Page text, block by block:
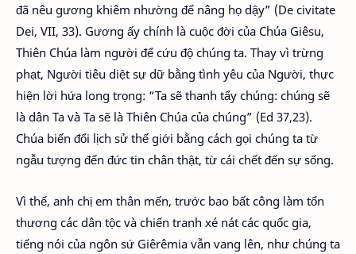
đã nêu gương khiêm nhường để nâng họ dậy” (De civitate
Dei, VII, 33). Gương ấy chính là cuộc đời của Chúa Giêsu,
Thiên Chúa làm người để cứu độ chúng ta. Thay vì trừng
phạt, Người tiêu diệt sự dữ bằng tình yêu của Người, thực
hiện lời hứa long trọng: “Ta sẽ thanh tẩy chúng: chúng sẽ
là dân Ta và Ta sẽ là Thiên Chúa của chúng” (Ed 37,23).
Chúa biến đổi lịch sử thế giới bằng cách gọi chúng ta từ
ngẫu tượng đến đức tin chân thật, từ cái chết đến sự sống.
Vì thế, anh chị em thân mến, trước bao bất công làm tổn
thương các dân tộc và chiến tranh xé nát các quốc gia,
tiếng nói của ngôn sứ Giêrêmia vẫn vang lên, như chúng ta